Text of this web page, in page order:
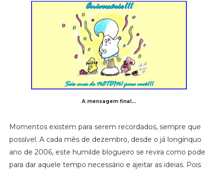
A mensagem final...
Momentos existem para serem recordados, sempre que
possível. A cada mês de dezembro, desde o já longínquo
ano de 2006, este humilde blogueiro se revira como pode
para dar aquele tempo necessário e ajeitar as ideias. Pois